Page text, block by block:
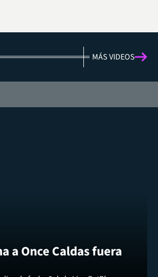
MÁS VIDEOS
a Once Caldas fuera